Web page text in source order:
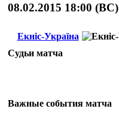
08.02.2015 18:00 (ВС)
Екніс-Україна
Судьи матча
Важные события матча